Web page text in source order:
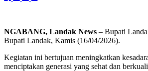
NGABANG, Landak News – Bupati
Bupati Landak, Kamis (16/04/2026).
Kegiatan ini bertujuan meningkatkan
menciptakan generasi yang sehat dan